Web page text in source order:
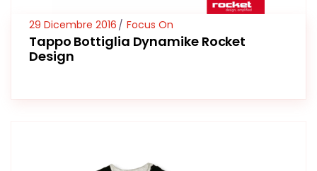
29 Dicembre 2016 Focus On
Tappo Bottiglia Dynamike Rocket
Design